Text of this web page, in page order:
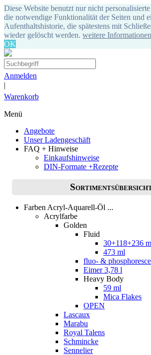
Diese Website benutzt nur nicht
die notwendige Funktionalität der Seiten und
Aufenthaltshistorie, die spätestens mit
wieder gelöscht werden. weitere Informationen
OK
Anmelden
|
Warenkorb
Menü
Angebote
Unser Ladengeschäft
FAQ + Hinweise
Einkaufshinweise
DIN-Formate +Rezepte
Farben Acryl-Aquarell-Öl ...
Acrylfarbe
Golden
Fluid
30+118+236
473 ml
fluo- &
Eimer 3,78 l
Heavy Body
59 ml
Mica Flakes
OPEN
Lascaux
Marabu
Royal Talens
Schmincke
Sennelier